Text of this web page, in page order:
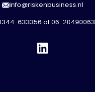
info@riskenbusiness.nl
633356 of06-20490063